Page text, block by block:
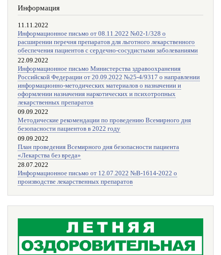
Информация
11.11.2022
Информационное письмо от 08.11.2022 №02-1/328 о
расширении перечня препаратов для льготного лекарственного
обеспечения пациентов с сердечно-сосудистыми заболеваниями
22.09.2022
Информационное письмо Министерства здравоохранения
Российской Федерации от 20.09.2022 №25-4/9317 о направлении
информационно-методических материалов о назначении и
оформлении назначения наркотических и психотропных
лекарственных препаратов
09.09.2022
Методические рекомендации по проведению Всемирного дня
безопасности пациентов в 2022 году
09.09.2022
План проведения Всемирного дня безопасности пациента
«Лекарства без вреда»
28.07.2022
Информационное письмо от 12.07.2022 №В-1614-2022 о
производстве лекарственных препаратов